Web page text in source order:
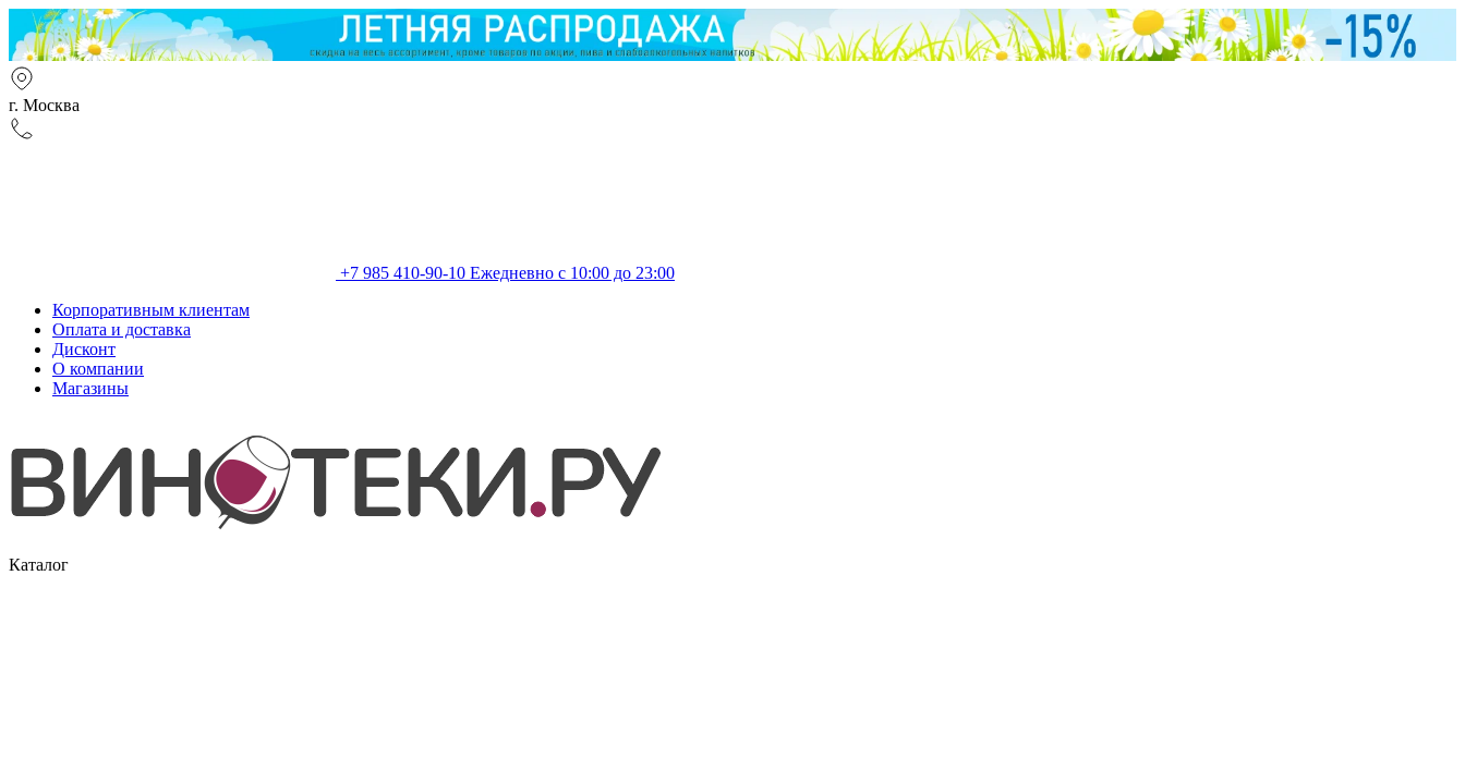
г. Москва
+7 985 410-90-10 Ежедневно с 10:00 до 23:00
Корпоративным клиентам
Оплата и доставка
Дисконт
О компании
Магазины
Каталог